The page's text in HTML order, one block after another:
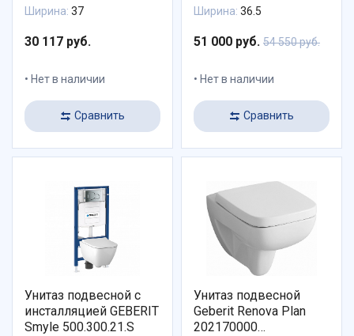
Ширина: 37
30 117 руб.
Нет в наличии
Сравнить
Ширина: 36.5
51 000 руб. 54 550 руб.
Нет в наличии
Сравнить
Унитаз подвесной с
инсталляцией GEBERIT
Smyle 500.300.21.S
Унитаз подвесной
Geberit Renova Plan
202170000